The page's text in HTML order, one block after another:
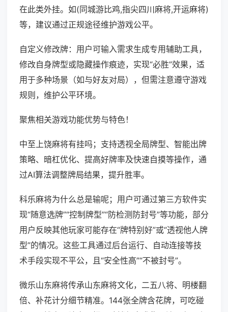
在此类外挂。如(同城游比鸡,指尖四川麻将,开运麻将)
等，建议通过正规途径维护游戏公平。
自定义修改牌：用户可输入需求生成专用辅助工具，
修改自身牌型或隐藏操作痕迹，实现“必胜”效果，适
用于多种场景（如与好友对局），但需注意遵守游戏
规则，维护公平环境。
聚焦相关游戏功能优势与特色！
中至上饶麻将有挂吗；支持透视全局牌型、智能出牌
策略、暗杠优化、提高好牌率及快速自摸等操作，通
过AI算法调整牌局结果，提升胜率。
科乐麻将为什么总是输呢；用户可通过第三方软件实
现“随意选牌”“控制牌型”“防检测防封号”等功能，部分
用户反映其他玩家可能存在“牌特别好”或“透视他人牌
型”的情况。这些工具通过后台运行、自动连接等技
术手段实现不平公，且“安全性高”“不被封号”。
微乐山东麻将传承山东麻将文化，二五八将、明楼翻
倍、补花计分细节精准。144张全牌含花牌，可吃碰